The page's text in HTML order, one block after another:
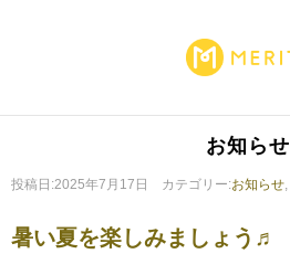
お知らせ
投稿日:2025年7月17日 カテゴリー:お知らせ,
暑い夏を楽しみましょう♬